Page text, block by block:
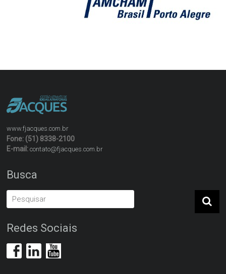
www.fjacques.com.br
Fone: (51) 8338-2100
E-mail:contato@fjacques.com.br
Busca
Redes Sociais